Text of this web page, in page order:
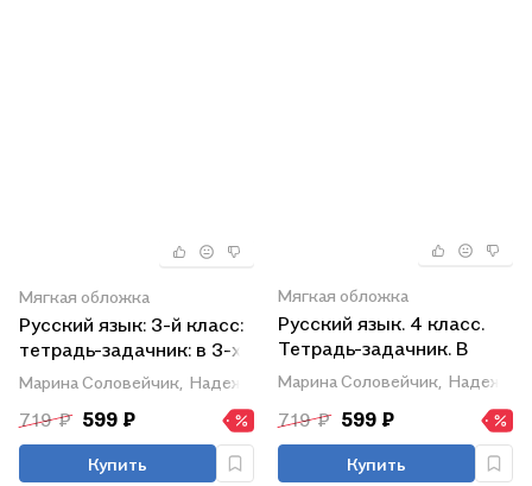
Мягкая обложка
Русский язык: 3-й класс:
тетрадь-задачник: в 3-х
частях. Часть 3
Марина Соловейчик, Надежда Кузьменко
719 ₽ 599 ₽
Купить
Мягкая обложка
Русский язык. 4 класс.
Тетрадь-задачник. В
трёх частях. Часть 3
Марина Соловейчик, Надежда
719 ₽ 599 ₽
Купить